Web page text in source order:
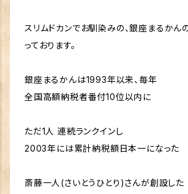
なゑ みっちゃん先生 芦川裕子
ー療法 天国言葉 歩き元気 ひざ
ツ元気 ワカスギール
元気 ひざこし命 青汁酢 パニウ
公式ショップ 正規店 正規品 専
飲酒 栄養不足 ストレス 紫外線
性 陰性 体質 波動 因果 解消
行 遠藤忠夫 金龍 水素 スイソム
バイザー 美開運メイクアップア
ニウツ元気 ワカスギール
スリムドカンでお馴染みの、銀座まるかん
っております。
銀座まるかんは1993年以来、毎年
全国高額納税者番付10位以内に
ただ1人 連続ランクインし
2003年には累計納税額日本一になった
斎藤一人(さいとうひとり)さんが創設した